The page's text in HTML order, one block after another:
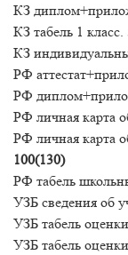
КЗ
КЗ табель 1 класс.
КЗ
РФ
РФ
РФ личная карта
РФ личная карта
100(130)
РФ табель
УЗБ сведения об
УЗБ табель
УЗБ табель